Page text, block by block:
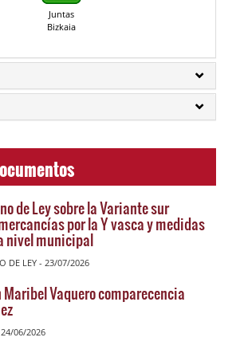
Juntas
Bizkaia
de Ley sobre la Variante sur
por la Y vasca y medidas
nivel municipal
DE LEY - 23/07/2026
Vaquero comparecencia
24/06/2026